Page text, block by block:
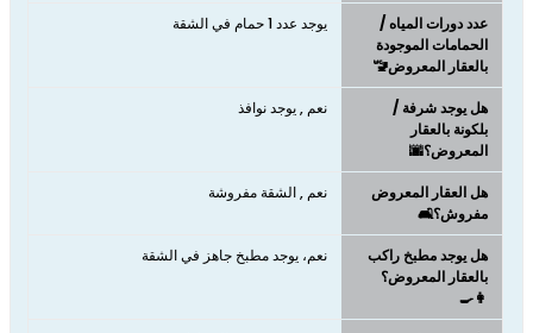
عدد دورات المياه /
الحمامات الموجودة
بالعقار المعروض🚾
يوجد عدد 1 حمام في الشقة
هل يوجد شرفة /
بلكونة بالعقار
المعروض؟🌆
نعم , يوجد نوافذ
هل العقار المعروض
مفروش؟🛋️
نعم , الشقة مفروشة
هل يوجد مطبخ راكب
بالعقار المعروض؟
👩‍🍳
نعم، يوجد مطبخ جاهز في الشقة